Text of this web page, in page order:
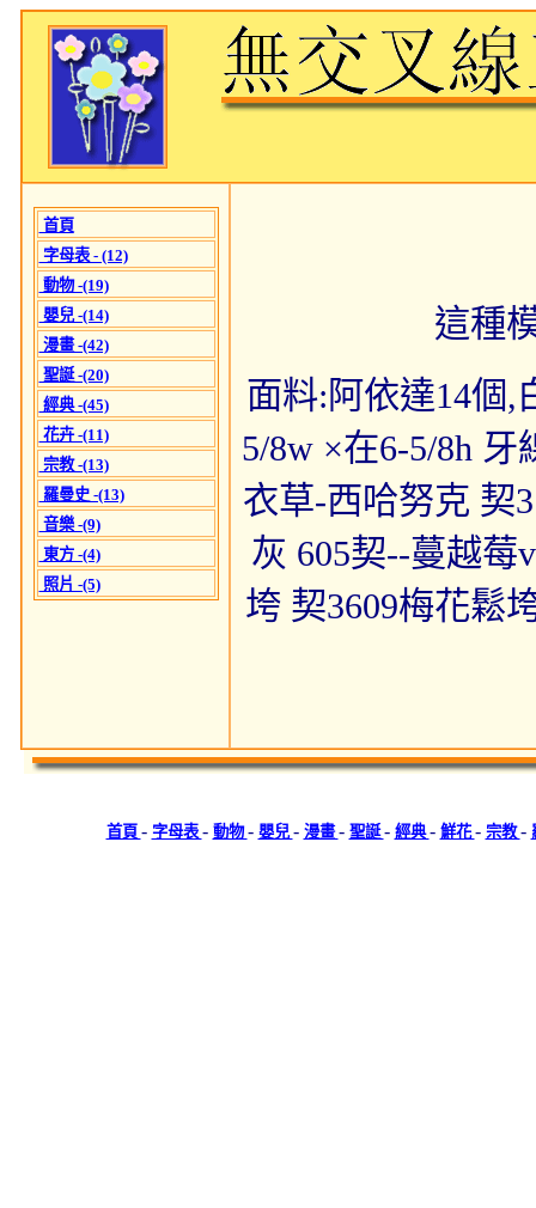
首頁
字母表 - (12)
動物 -(19)
嬰兒 -(14)
漫畫 -(42)
聖誕 -(20)
經典 -(45)
花卉 -(11)
宗教 -(13)
羅曼史 -(13)
音樂 -(9)
東方 -(4)
照片 -(5)
這種
面料:阿依達14個,
5/8w ×在6-5/8h
衣草-西哈努克 契
灰 605契--蔓越莓
垮 契3609梅花鬆
首頁 - 字母表 - 動物- 嬰兒- 漫畫- 聖誕- 經典- 鮮花- 宗教-